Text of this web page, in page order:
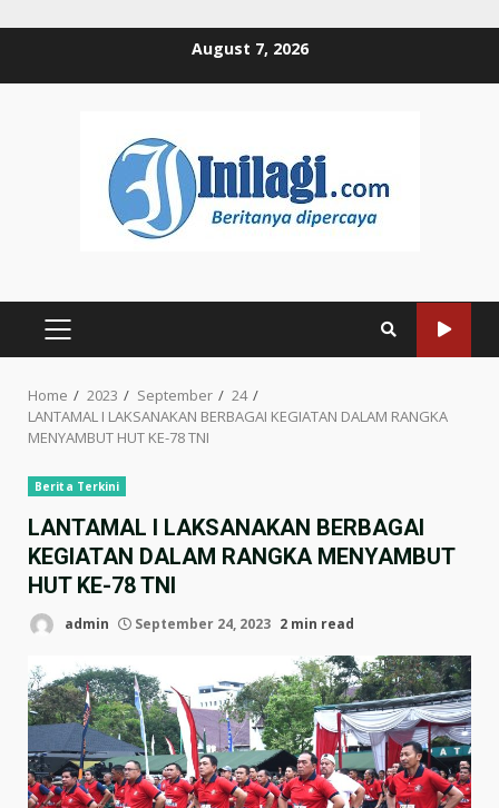
August 7, 2026
PRIMARY
Home 2023 September
24
LANTAMAL I LAKSANAKAN BERBAGAI KEGIATAN DALAM RANGKA
MENYAMBUT HUT KE-78 TNI
Berita Terkini
LANTAMAL I LAKSANAKAN BERBAGAI
KEGIATAN DALAM RANGKA MENYAMBUT
HUT KE-78 TNI
admin September 24, 2023 2 min read